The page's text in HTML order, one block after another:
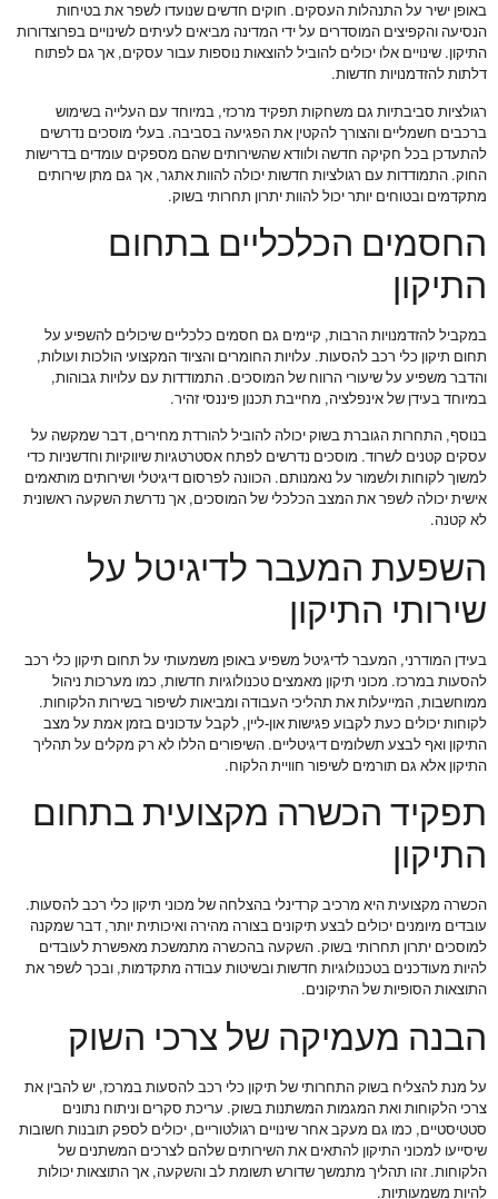
באופן ישיר על התנהלות העסקים. חוקים חדשים שנועדו לשפר את בטיחות
הנסיעה והקפיצים המוסדרים על ידי המדינה מביאים לעיתים לשינויים בפרוצדורות
התיקון. שינויים אלו יכולים להוביל להוצאות נוספות עבור עסקים, אך גם לפתוח
דלתות להזדמנויות חדשות.
רגולציות סביבתיות גם משחקות תפקיד מרכזי, במיוחד עם העלייה בשימוש
ברכבים חשמליים והצורך להקטין את הפגיעה בסביבה. בעלי מוסכים נדרשים
להתעדכן בכל חקיקה חדשה ולוודא שהשירותים שהם מספקים עומדים בדרישות
החוק. התמודדות עם רגולציות חדשות יכולה להוות אתגר, אך גם מתן שירותים
מתקדמים ובטוחים יותר יכול להוות יתרון תחרותי בשוק.
החסמים הכלכליים בתחום
התיקון
במקביל להזדמנויות הרבות, קיימים גם חסמים כלכליים שיכולים להשפיע על
תחום תיקון כלי רכב להסעות. עלויות החומרים והציוד המקצועי הולכות ועולות,
והדבר משפיע על שיעורי הרווח של המוסכים. התמודדות עם עלויות גבוהות,
במיוחד בעידן של אינפלציה, מחייבת תכנון פיננסי זהיר.
בנוסף, התחרות הגוברת בשוק יכולה להוביל להורדת מחירים, דבר שמקשה על
עסקים קטנים לשרוד. מוסכים נדרשים לפתח אסטרטגיות שיווקיות וחדשניות כדי
למשוך לקוחות ולשמור על נאמנותם. הכוונה לפרסום דיגיטלי ושירותים מותאמים
אישית יכולה לשפר את המצב הכלכלי של המוסכים, אך נדרשת השקעה ראשונית
לא קטנה.
השפעת המעבר לדיגיטל על
שירותי התיקון
בעידן המודרני, המעבר לדיגיטל משפיע באופן משמעותי על תחום תיקון כלי רכב
להסעות במרכז. מכוני תיקון מאמצים טכנולוגיות חדשות, כמו מערכות ניהול
ממוחשבות, המייעלות את תהליכי העבודה ומביאות לשיפור בשירות הלקוחות.
לקוחות יכולים כעת לקבוע פגישות און-ליין, לקבל עדכונים בזמן אמת על מצב
התיקון ואף לבצע תשלומים דיגיטליים. השיפורים הללו לא רק מקלים על תהליך
התיקון אלא גם תורמים לשיפור חוויית הלקוח.
תפקיד הכשרה מקצועית בתחום
התיקון
הכשרה מקצועית היא מרכיב קרדינלי בהצלחה של מכוני תיקון כלי רכב להסעות.
עובדים מיומנים יכולים לבצע תיקונים בצורה מהירה ואיכותית יותר, דבר שמקנה
למוסכים יתרון תחרותי בשוק. השקעה בהכשרה מתמשכת מאפשרת לעובדים
להיות מעודכנים בטכנולוגיות חדשות ובשיטות עבודה מתקדמות, ובכך לשפר את
התוצאות הסופיות של התיקונים.
הבנה מעמיקה של צרכי השוק
על מנת להצליח בשוק התחרותי של תיקון כלי רכב להסעות במרכז, יש להבין את
צרכי הלקוחות ואת המגמות המשתנות בשוק. עריכת סקרים וניתוח נתונים
סטטיסטיים, כמו גם מעקב אחר שינויים רגולטוריים, יכולים לספק תובנות חשובות
שיסייעו למכוני התיקון להתאים את השירותים שלהם לצרכים המשתנים של
הלקוחות. זהו תהליך מתמשך שדורש תשומת לב והשקעה, אך התוצאות יכולות
להיות משמעותיות.